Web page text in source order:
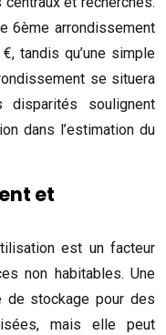
6ème arrondissement
tandis qu’une simple
se situera
soulignent
dans l’estimation du
et
est un facteur
non habitables. Une
de stockage pour des
mais elle peut